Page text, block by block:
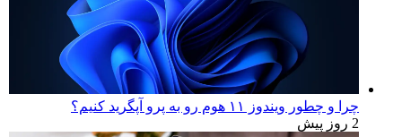
چرا و چطور ویندوز ۱۱ هوم رو به پرو آپگرید کنیم؟
2 روز پیش